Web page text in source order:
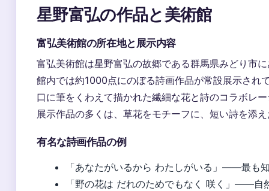
星野富弘の作品と美術館
富弘美術館の所在地と展示内容
富弘美術館は星野富弘の故郷である群馬県みどり市
館内では約1000点にのぼる詩画作品が常設展示され
口に筆をくわえて描かれた繊細な花と詩のコラボレ
展示作品の多くは、草花をモチーフに、短い詩を添
有名な詩画作品の例
「あなたがいるから わたしがいる」——最も
「野の花は だれのためでもなく 咲く」——自